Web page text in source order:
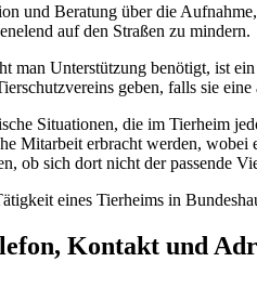
und Beratung über die
auf den Straßen zu mindern.
man Unterstützung benötigt, ist
geben, falls sie
Situationen, die im Tierheim
Mitarbeit erbracht werden,
ob sich dort nicht der passende
eines Tierheims in
Kontakt und